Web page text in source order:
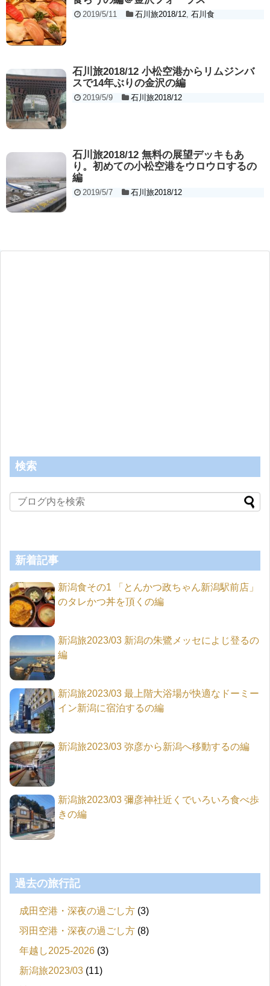
2019/5/11 石川旅2018/12, 石川食
石川旅2018/12 小松空港からリムジンバ
スで14年ぶりの金沢の編
2019/5/9 石川旅2018/12
石川旅2018/12 無料の展望デッキもあ
り。初めての小松空港をウロウロするの
編
2019/5/7 石川旅2018/12
検索
新着記事
新潟食その1 「とんかつ政ちゃん新潟駅前店」
のタレかつ丼を頂くの編
新潟旅2023/03 新潟の朱鷺メッセによじ登るの
編
新潟旅2023/03 最上階大浴場が快適なドーミー
イン新潟に宿泊するの編
新潟旅2023/03 弥彦から新潟へ移動するの編
新潟旅2023/03 彌彦神社近くでいろいろ食べ歩
きの編
過去の旅行記
成田空港・深夜の過ごし方 (3)
羽田空港・深夜の過ごし方 (8)
年越し2025-2026 (3)
新潟旅2023/03 (11)